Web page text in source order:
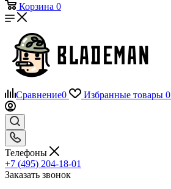
Корзина 0
Сравнение0 Избранные товары 0
Телефоны
+7 (495) 204-18-01
Заказать звонок